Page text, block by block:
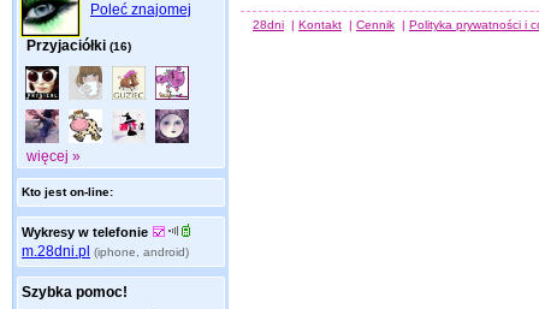
Poleć znajomej
Przyjaciółki (16)
więcej »
Kto jest on-line:
Wykresy w telefonie
m.28dni.pl (iphone, android)
Szybka pomoc!
28dni | Kontakt | Cennik | Polityka prywatności i